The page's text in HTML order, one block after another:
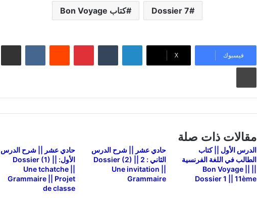
Dossier 7 كتاب Bon Voyage
فيسبوك ‫X
لينكدإن بينتيريست مشاركة عبر البريد
طباعة
مقالات ذات صلة
حادي عشر || شرح الدرس
الأول: Dossier (1) ||
Une tchatche ||
Grammaire || Projet
de classe
حادي عشر || شرح الدرس
الثاني : 2 Dossier (2) ||
Une invitation ||
Grammaire
الدرس الأول || كتاب
الطالب في اللغة الفرنسية
|| Bon Voyage ||
Dossier 1 || 11ème